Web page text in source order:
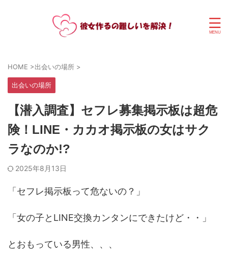
HOME >出会いの場所 >
出会いの場所
【潜入調査】セフレ募集掲示板は超危
険！LINE・カカオ掲示板の女はサク
ラなのか!?
2025年8月13日
「セフレ掲示板って危ないの？」
「女の子とLINE交換カンタンにできたけど・・」
とおもっている男性、、、